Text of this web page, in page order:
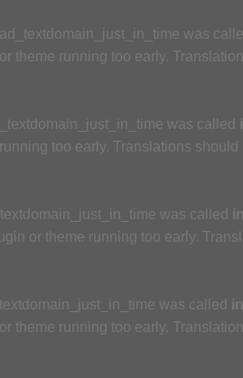
was
theme running too early.
was called
too early. Translations
was called
or theme running too early.
was called
theme running too early.